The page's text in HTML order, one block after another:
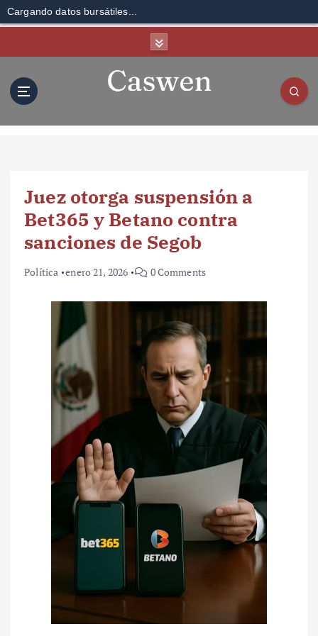
Cargando datos bursátiles...
Juez otorga suspensión a
Bet365 y Betano contra
sanciones de Segob
Política enero 21, 2026 0 Comments